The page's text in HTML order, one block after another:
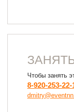
Чтобы занять
8-920-253-22-